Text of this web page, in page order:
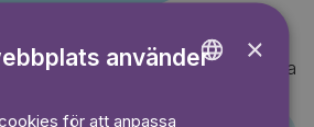
Visa alla
×
använder
för att anpassa